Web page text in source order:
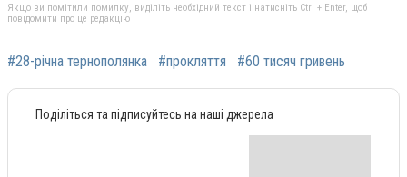
Якщо ви помітили помилку, виділіть необхідний текст і натисніть Ctrl + Enter, щоб
повідомити про це редакцію
#28-річна тернополянка #прокляття #60 тисяч гривень
Поділіться та підписуйтесь на наші джерела